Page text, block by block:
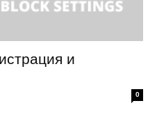
и
0